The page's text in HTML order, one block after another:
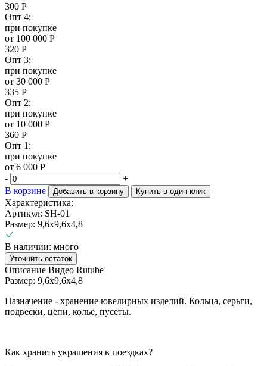
300 Р
Опт 4:
при покупке
от 100 000 Р
320 Р
Опт 3:
при покупке
от 30 000 Р
335 Р
Опт 2:
при покупке
от 10 000 Р
360 Р
Опт 1:
при покупке
от 6 000 Р
-
+
В корзине
Добавить в корзину Купить в один клик
Характеристика:
Артикул: SH-01
Размер: 9,6х9,6х4,8
В наличии: много
Уточнить остаток
Описание Видео Rutube
Размер: 9,6х9,6х4,8
Назначение - хранение ювелирных изделий. Кольца, серьги,
подвески, цепи, колье, пусеты.
Как хранить украшения в поездках?